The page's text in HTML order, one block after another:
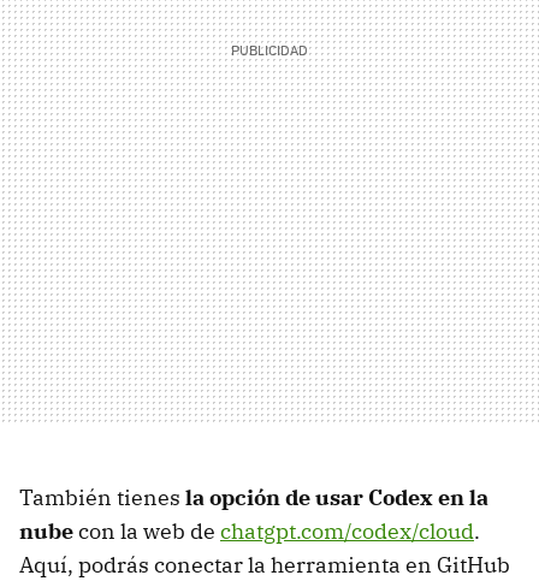
También tienes la opción de usar Codex en la
nubecon la web de chatgpt.com/codex/cloud.
Aquí, podrás conectar la herramienta en GitHub